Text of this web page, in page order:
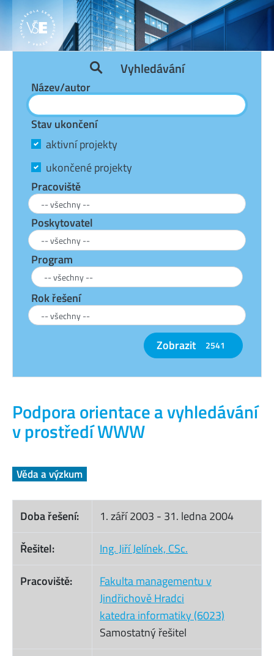
Podpora orientace a vyhledávání
v prostředí WWW
Věda a výzkum
Doba řešení: 1. září 2003 - 31. ledna 2004
Řešitel:
Ing. Jiří Jelínek, CSc.
Pracoviště:
Fakulta managementu v
Jindřichově Hradci
katedra informatiky (6023)
Samostatný řešitel
Vyhledávání
Název/autor
Stav ukončení
aktivní projekty
ukončené projekty
Pracoviště
Poskytovatel
Program
Rok řešení
Zobrazit 2541